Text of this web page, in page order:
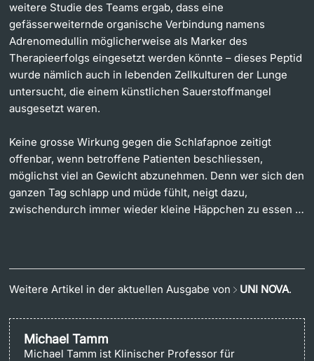
weitere Studie des Teams ergab, dass eine
gefässerweiternde organische Verbindung namens
Adrenomedullin möglicherweise als Marker des
Therapieerfolgs eingesetzt werden könnte – dieses Peptid
wurde nämlich auch in lebenden Zellkulturen der Lunge
untersucht, die einem künstlichen Sauerstoffmangel
ausgesetzt waren.
Michael Tamm
Michael Tamm ist Klinischer Professor für
Keine grosse Wirkung gegen die Schlafapnoe zeitigt
offenbar, wenn betroffene Patienten beschliessen,
möglichst viel an Gewicht abzunehmen. Denn wer sich den
ganzen Tag schlapp und müde fühlt, neigt dazu,
zwischendurch immer wieder kleine Häppchen zu essen …
Weitere Artikel in der aktuellen Ausgabe von UNI NOVA.